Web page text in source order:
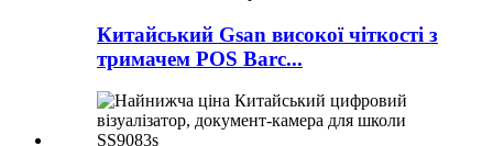
Китайський Gsan високої чіткості з
тримачем POS Barc...